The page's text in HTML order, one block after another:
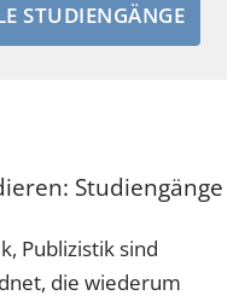
STUDIENGÄNGE
Studiengänge
Publizistik sind
die wiederum